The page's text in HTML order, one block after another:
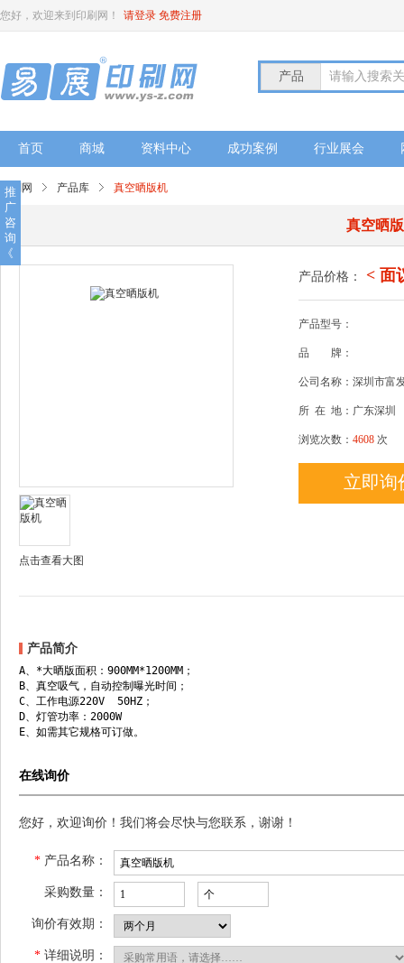
您好，欢迎来到印刷网！ 请登录 免费注册
产品 请输入搜索
首页 商城 资料中心 成功案例 行业展会
印刷网 产品库 真空晒版机
真空晒
点击查看大图
产品价格： < 面
产品型号：
品 牌：
公司名称：深圳市富
所 在 地：广东深圳
浏览次数： 4608 次
立即询
产品简介
A、*大晒版面积：900MM*1200MM；
B、真空吸气，自动控制曝光时间；
C、工作电源220V 50HZ；
D、灯管功率：2000W
E、如需其它规格可订做。
在线询价
您好，欢迎询价！我们将会尽快与您联系，谢谢！
* 产品名称：
采购数量：
询价有效期：
* 详细说明：
推
广
咨
询
《